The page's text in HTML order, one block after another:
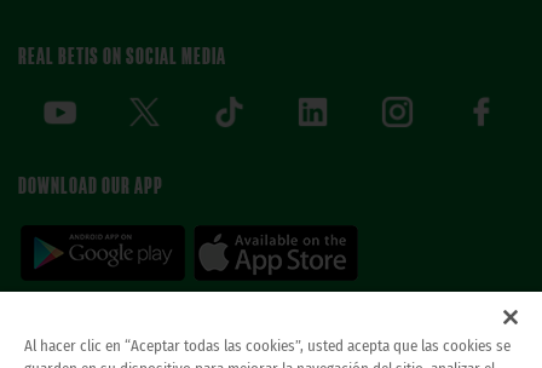
REAL BETIS ON SOCIAL MEDIA
DOWNLOAD OUR APP
Al hacer clic en “Aceptar todas las cookies”, usted acepta que las cookies se